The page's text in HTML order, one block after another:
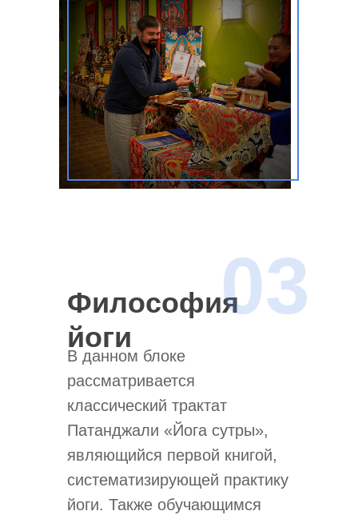
Философия
йоги
В данном блоке
рассматривается
классический трактат
Патанджали «Йога сутры»,
являющийся первой книгой,
систематизирующей практику
йоги. Также обучающимся
03